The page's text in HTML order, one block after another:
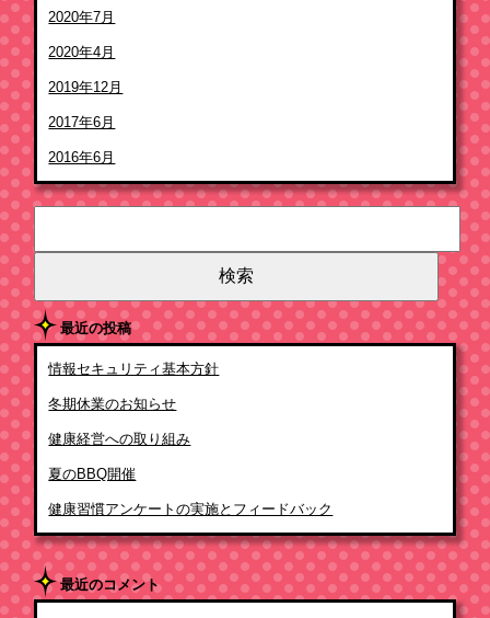
2020年7月
2020年4月
2019年12月
2017年6月
2016年6月
最近の投稿
情報セキュリティ基本方針
冬期休業のお知らせ
健康経営への取り組み
夏のBBQ開催
健康習慣アンケートの実施とフィードバック
最近のコメント